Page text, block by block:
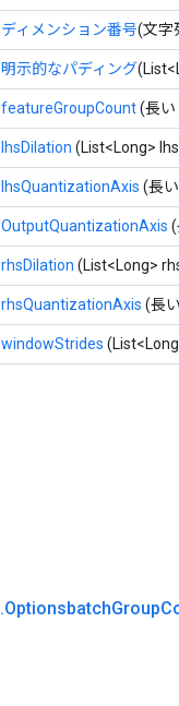
ディメンション番号(文字
明示的なパディング
featureGroupCount(長
lhsDilation (List<Long>
lhsQuantizationAxis (長
OutputQuantizationAxis
rhsDilation (List<Long>
rhsQuantizationAxis (長
windowStrides
.OptionsbatchGroup